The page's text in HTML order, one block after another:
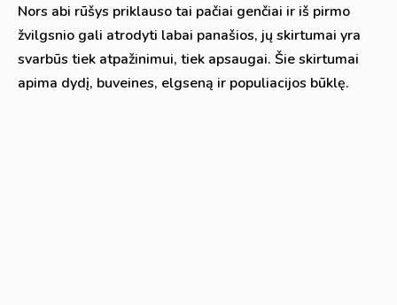
Nors abi rūšys priklauso tai pačiai genčiai ir iš pirmo
žvilgsnio gali atrodyti labai panašios, jų skirtumai yra
svarbūs tiek atpažinimui, tiek apsaugai. Šie skirtumai
apima dydį, buveines, elgseną ir populiacijos būklę.